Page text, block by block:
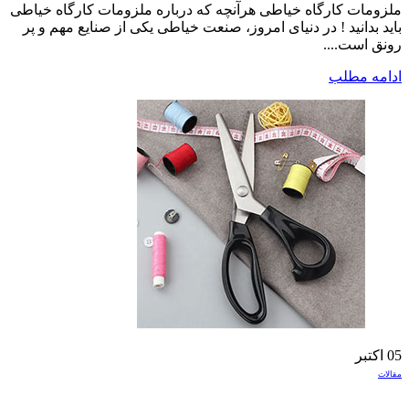
ملزومات کارگاه خیاطی هرآنچه که درباره ملزومات کارگاه خیاطی
باید بدانید ! در دنیای امروز، صنعت خیاطی یکی از صنایع مهم و پر
رونق است....
ادامه مطلب
05 اکتبر
مقالات